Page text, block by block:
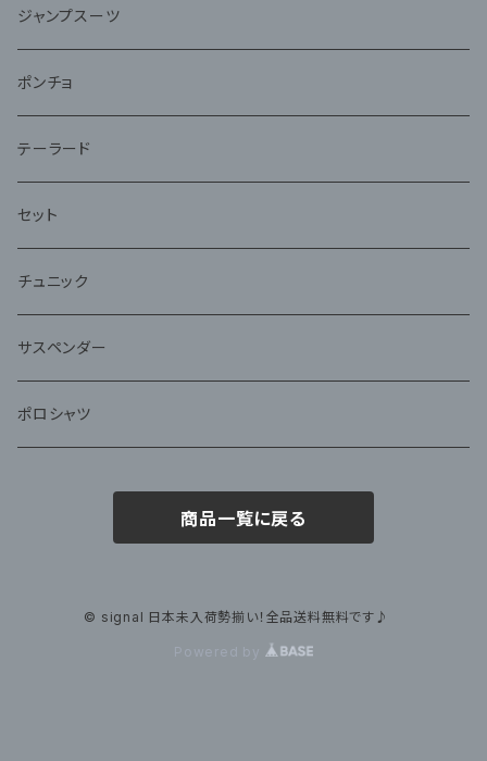
ジャンプスーツ
ポンチョ
テーラード
セット
チュニック
サスペンダー
ポロシャツ
商品一覧に戻る
© signal 日本未入荷勢揃い！全品送料無料です♪
Powered by